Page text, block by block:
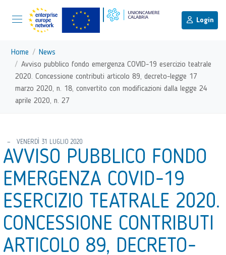
Vai ai contenuti
Login
torna al menu di scelta rapida
Menu di navigazione principale
Home
News
Avviso pubblico fondo emergenza COVID-19 esercizio teatrale
2020. Concessione contributi articolo 89, decreto-legge 17
marzo 2020, n. 18, convertito con modificazioni dalla legge 24
aprile 2020, n. 27
VENERDÌ 31 LUGLIO 2020
AVVISO PUBBLICO FONDO
EMERGENZA COVID-19
ESERCIZIO TEATRALE 2020.
CONCESSIONE CONTRIBUTI
ARTICOLO 89, DECRETO-